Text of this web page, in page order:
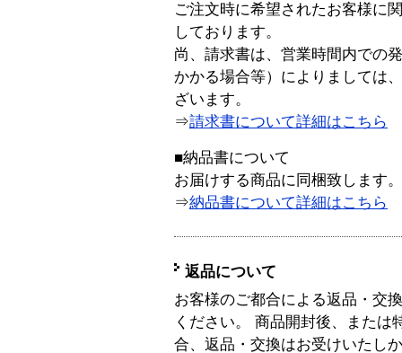
ご注文時に希望されたお客様に
しております。
尚、請求書は、営業時間内での
かかる場合等）によりましては
ざいます。
⇒請求書について詳細はこちら
■納品書について
お届けする商品に同梱致します。
⇒納品書について詳細はこちら
返品について
お客様のご都合による返品・交
ください。 商品開封後、または
合、返品・交換はお受けいたし